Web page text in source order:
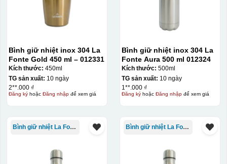
Bình giữ nhiệt inox 304 La
Fonte Gold 450 ml – 012331
Kích thước: 450ml
TG sản xuất: 10 ngày
2**.000 ₫
Đăng kýhoặc Đăng nhậpđể xem giá
Bình giữ nhiệt inox 304 La
Fonte Aura 500 ml 012324
Kích thước: 500ml
TG sản xuất: 10 ngày
1**.000 ₫
Đăng kýhoặc Đăng nhậpđể xem giá
Bình giữ nhiệt La Fonte Bình giữ nhiệt La Fonte